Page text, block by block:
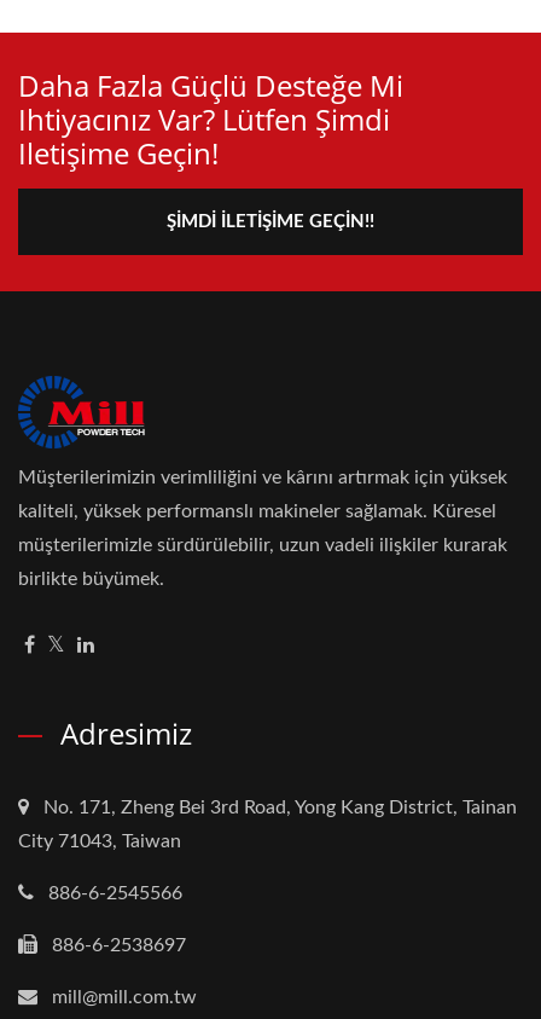
Daha Fazla Güçlü Desteğe Mi
Ihtiyacınız Var? Lütfen Şimdi
Iletişime Geçin!
ŞIMDI İLETIŞIME GEÇIN!!
Müşterilerimizin verimliliğini ve kârını artırmak için yüksek
kaliteli, yüksek performanslı makineler sağlamak. Küresel
müşterilerimizle sürdürülebilir, uzun vadeli ilişkiler kurarak
birlikte büyümek.
Adresimiz
No. 171, Zheng Bei 3rd Road, Yong Kang District, Tainan
City 71043, Taiwan
886-6-2545566
886-6-2538697
mill@mill.com.tw